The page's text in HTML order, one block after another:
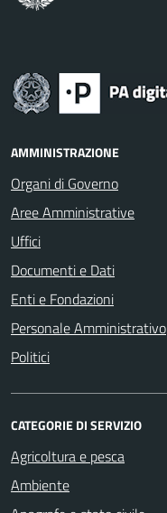
AMMINISTRAZIONE
Organi di Governo
Aree Amministrative
Uffici
Documenti e Dati
Enti e Fondazioni
Personale Amministrativo
Politici
CATEGORIE DI SERVIZIO
Agricoltura e pesca
Ambiente